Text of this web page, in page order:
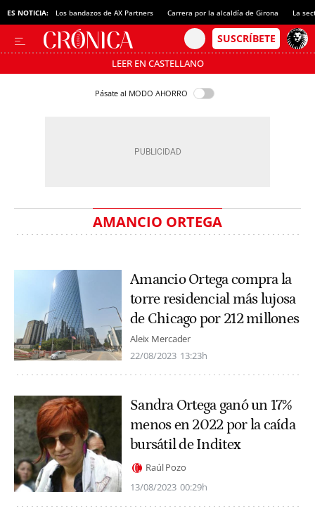
ES NOTICIA: Los bandazos de AX Partners Carrera por la alcaldía de Girona La
LEER EN CASTELLANO
Pásate al MODO AHORRO
AMANCIO ORTEGA
Amancio Ortega compra la
torre residencial más lujosa
de Chicago por 212 millones
Aleix Mercader
22/08/2023 13:23h
Sandra Ortega ganó un 17%
menos en 2022 por la caída
bursátil de Inditex
Raúl Pozo
13/08/2023 00:29h